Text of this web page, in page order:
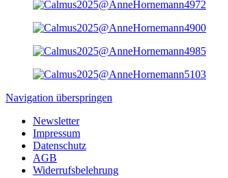
Navigation überspringen
Newsletter
Impressum
Datenschutz
AGB
Widerrufsbelehrung